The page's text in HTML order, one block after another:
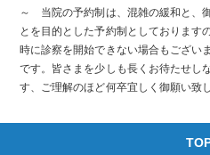
～ 当院の予約制は、混雑の緩和と、
とを目的とした予約制としております
時に診察を開始できない場合もござい
です。皆さまを少しも長くお待たせし
す、ご理解のほど何卒宜しく御願い致